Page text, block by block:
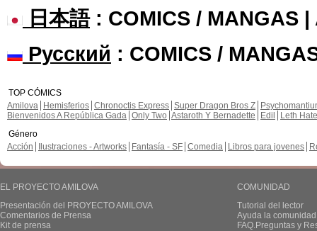
日本語: COMICS / MANGAS |
Русский : COMICS /
TOP CÓMICS
Amilova
Hemisferios Chronoctis Express Super Dragon Bros Z
Bienvenidos A República Gada Only Two Astaroth Y Bernadette Edil
Leth Hate
Género
Acción
Ilustraciones - Artworks Fantasía - SF Comedia Libros para jovenes
EL PROYECTO AMILOVA
Presentación del PROYECTO AMILOVA
Comentarios de Prensa
Kit de prensa
COMUNIDAD
Tutorial del lector
Ayuda la
FAQ.Preguntas y